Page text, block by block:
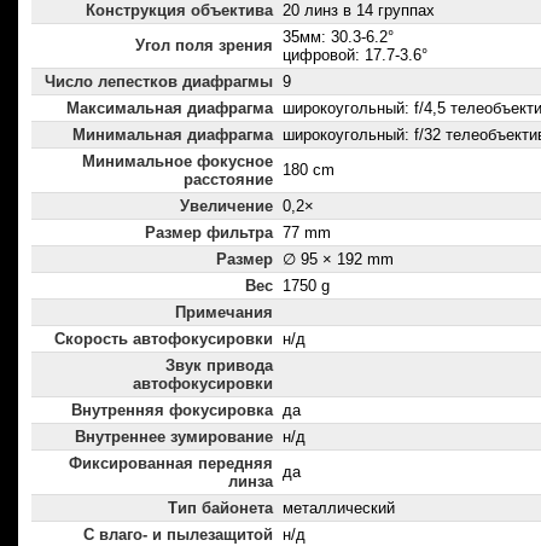
Конструкция объектива 20 линз в 14 группах
Угол поля зрения 35мм: 30.3-6.2°
цифровой: 17.7-3.6°
Число лепестков диафрагмы 9
Максимальная диафрагма широкоугольный: f/4,5
Минимальная диафрагма широкоугольный: f/32
Минимальное фокусное
расстояние
180 cm
Увеличение 0,2×
Размер фильтра 77 mm
Размер ∅ 95 × 192 mm
Вес 1750 g
Примечания
Скорость автофокусировки н/д
Звук привода
автофокусировки
Внутренняя фокусировка да
Внутреннее зумирование н/д
Фиксированная передняя
линза
да
Тип байонета металлический
С влаго- и пылезащитой н/д